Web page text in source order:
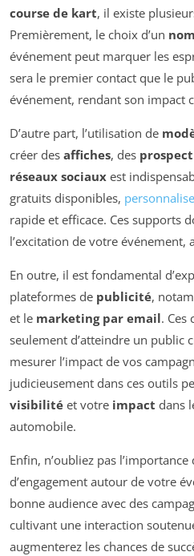
course de kart, il existe
Premièrement, le choix d’un
événement peut marquer les
sera le premier contact que le
événement, rendant son impact
D’autre part, l’utilisation de
créer des affiches, des
réseaux sociaux est
gratuits disponibles,
rapide et efficace. Ces supports
l’excitation de votre
En outre, il est fondamental
plateformes de publicité,
et le marketing par email. Ces
seulement d’atteindre un public
mesurer l’impact de vos
judicieusement dans ces outils
visibilité et votre impact dans
automobile.
Enfin, n’oubliez pas
d’engagement autour de votre
bonne audience avec des
cultivant une interaction
augmenterez les chances de